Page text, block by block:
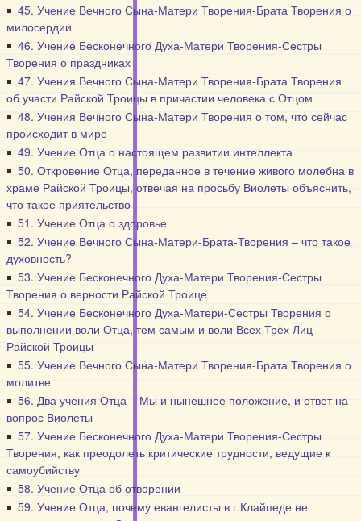
45. Учение Вечного Сына-Матери Творения-Брата Творения о
милосердии
46. Учение Бесконечного Духа-Матери Творения-Сестры
Творения о праздниках
47. Учения Вечного Сына-Матери Творения-Брата Творения
об участи Райской Троицы в причастии человека с Отцом
48. Учения Вечного Сына-Матери Творения о том, что сейчас
происходит в мире
49. Учение Отца о настоящем развитии интеллекта
50. Откровение Отца, переданное в течение живого молебна в
храме Райской Троицы, отвечая на просьбу Виолеты объяснить,
что такое приятельство
51. Учение Отца о здоровье
52. Учение Вечного Сына-Матери-Брата-Творения – что такое
духовность?
53. Учение Бесконечного Духа-Матери Творения-Сестры
Творения о верности Райской Троице
54. Учение Бесконечного Духа-Матери-Сестры Творения о
выполнении воли Отца, тем самым и воли Всех Трёх Лиц
Райской Троицы
55. Учение Вечного Сына-Матери Творения-Брата Творения о
молитве
56. Два учения Отца – Мы и нынешнее положение, и ответ на
вопрос Виолеты
57. Учение Бесконечного Духа-Матери Творения-Сестры
Творения, как преодолеть критические трудности, ведущие к
самоубийству
58. Учение Отца об отворении
59. Учение Отца, почему евангелисты в г.Клайпеде не